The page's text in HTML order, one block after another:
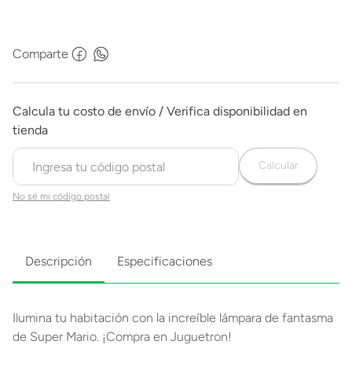
Comparte
No sé mi código postal
Calcular
Descripción Especificaciones
Ilumina tu habitación con la increíble lámpara de fantasma
de Super Mario. ¡Compra en Juguetron!